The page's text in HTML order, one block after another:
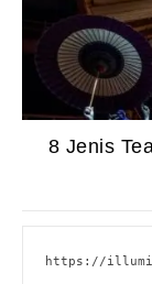
8 Jenis
https://